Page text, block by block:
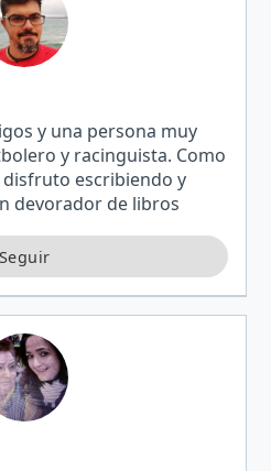
y una persona muy
y racinguista. Como
escribiendo y
devorador de libros